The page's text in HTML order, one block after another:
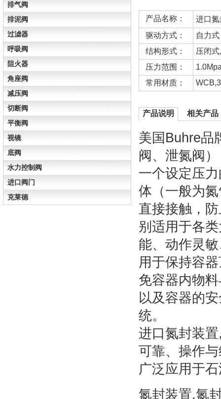
排气阀
排泥阀
过滤器
呼吸阀
阻火器
角座阀
减压阀
切断阀
平衡阀
视镜
底阀
水力控制阀
进口阀门
克莱德
产品名称：
进口
驱动方式：
自力式
结构形式：
压闭
压力范围：
常用材质：
产品说明 相关产品
美国Buhre品
阀、泄氮阀
一个设定压
体（一般为
直接接触，
别适用于各
能、动作灵
用于保持容
免容器内物
以及容器的
统。
进口氮封装
可靠、操作
广泛应用于
氮封装置,氮